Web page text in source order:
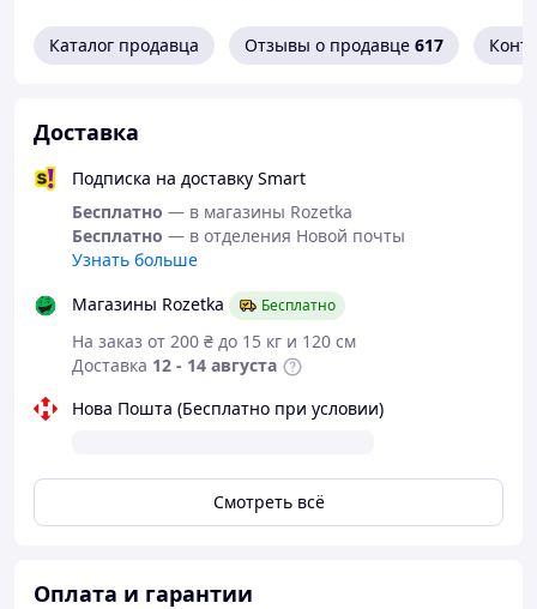
Тип
(наколенники,
налокотники, защита
Размер
Локоть: 24 - 28 см, Колено:
21 см
Возраст ребёнка
Материал
Жёсткая внешняя
накладка, мягкая
полиэстеровая подкладка
Система крепления
Ремни на липучках
Цвет
Фуксия / тёмно-розовый
Каталог продавца Отзывы о продавце 617
Доставка
Подписка на доставку Smart
Бесплатно — в магазины Rozetka
Бесплатно — в отделения Новой почты
Узнать больше
Магазины Rozetka
Бесплатно
На заказ от 200 ₴ до 15 кг и 120 см
Доставка 12 - 14 августа
Нова Пошта (Бесплатно при условии)
Смотреть всё
Оплата и гарантии